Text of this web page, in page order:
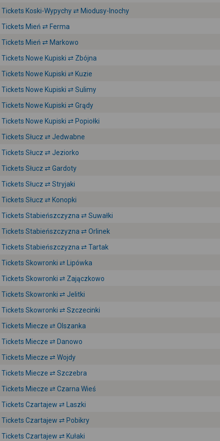
Tickets Koski-Wypychy ⇄ Miodusy-Inochy
Tickets Mień ⇄ Ferma
Tickets Mień ⇄ Markowo
Tickets Nowe Kupiski ⇄ Zbójna
Tickets Nowe Kupiski ⇄ Kuzie
Tickets Nowe Kupiski ⇄ Sulimy
Tickets Nowe Kupiski ⇄ Grądy
Tickets Nowe Kupiski ⇄ Popiołki
Tickets Słucz ⇄ Jedwabne
Tickets Słucz ⇄ Jeziorko
Tickets Słucz ⇄ Gardoty
Tickets Słucz ⇄ Stryjaki
Tickets Słucz ⇄ Konopki
Tickets Stabieńszczyzna ⇄ Suwałki
Tickets Stabieńszczyzna ⇄ Orlinek
Tickets Stabieńszczyzna ⇄ Tartak
Tickets Skowronki ⇄ Lipówka
Tickets Skowronki ⇄ Zajączkowo
Tickets Skowronki ⇄ Jelitki
Tickets Skowronki ⇄ Szczecinki
Tickets Miecze ⇄ Olszanka
Tickets Miecze ⇄ Danowo
Tickets Miecze ⇄ Wojdy
Tickets Miecze ⇄ Szczebra
Tickets Miecze ⇄ Czarna Wieś
Tickets Czartajew ⇄ Laszki
Tickets Czartajew ⇄ Pobikry
Tickets Czartajew ⇄ Kułaki